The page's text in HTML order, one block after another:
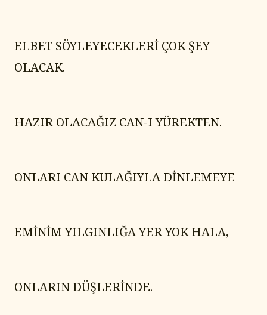
ELBET SÖYLEYECEKLERİ ÇOK ŞEY
OLACAK.
HAZIR OLACAĞIZ CAN-I YÜREKTEN.
ONLARI CAN KULAĞIYLA DİNLEMEYE
EMİNİM YILGINLIĞA YER YOK HALA,
ONLARIN DÜŞLERİNDE.